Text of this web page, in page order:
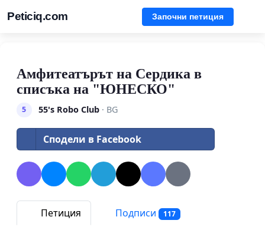
Peticiq.com Започни петиция
Амфитеатърът на Сердика в
списъка на "ЮНЕСКО"
5 55's Robo Club· BG
Сподели в Facebook
Петиция Подписи 117